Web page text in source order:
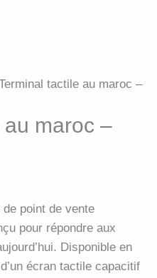
tactile au maroc –
maroc –
point de vente
pour répondre aux
Disponible en
écran tactile capacitif